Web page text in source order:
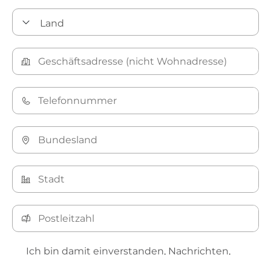
Ich bin damit einverstanden, Nachrichten,